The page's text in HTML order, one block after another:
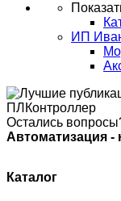
ИП
Остались
Автоматизация -
Каталог